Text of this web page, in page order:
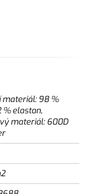
materiál: 98 %
% elastan,
materiál: 600D